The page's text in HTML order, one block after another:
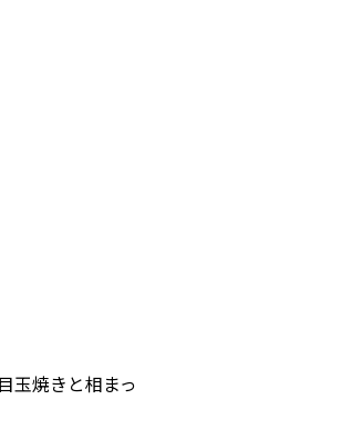
玉焼きと相まっ